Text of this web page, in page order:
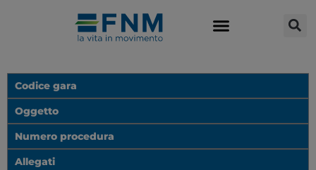
Codice gara
Oggetto
Numero procedura
Allegati